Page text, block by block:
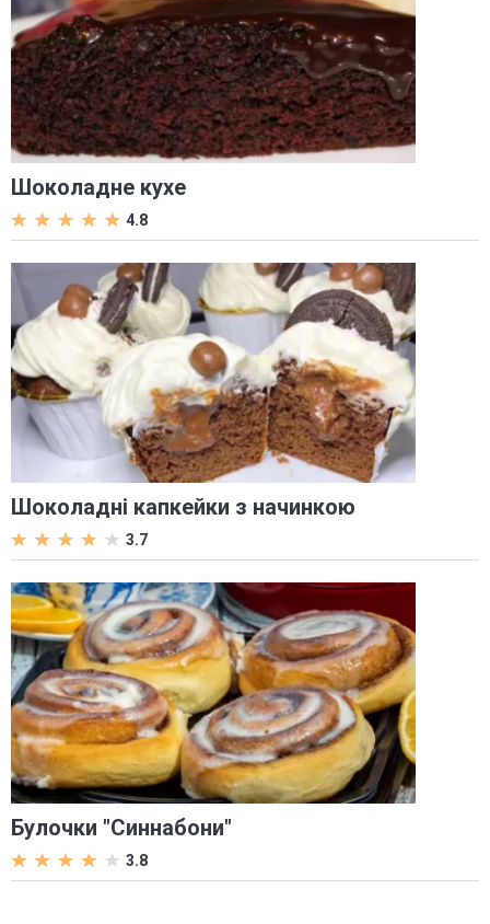
Шоколадне кухе
4.8
Шоколадні капкейки з начинкою
3.7
Булочки "Синнабони"
3.8